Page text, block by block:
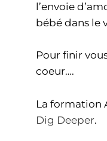
l’envoie
bébé dans le
Pour finir
coeur….
La formation
Dig Deeper.